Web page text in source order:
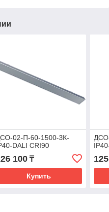
02-П-60-1500-3К-
DALI CRI90
100₸
Купить